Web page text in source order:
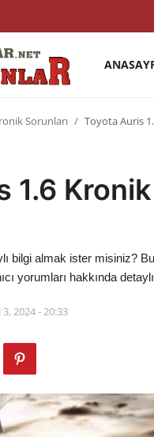
Sorunları Toyota Auris
1.6
bilgi almak ister misiniz?
yorumları hakkında
3, 2024 - 20:33